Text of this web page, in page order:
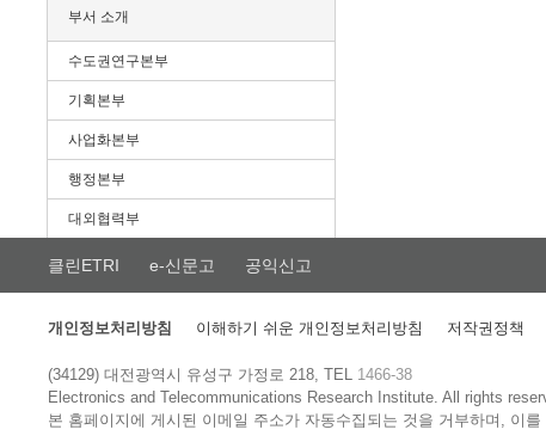
부서 소개
수도권연구본부
기획본부
사업화본부
행정본부
대외협력부
클린ETRI e-신문고 공익신고
개인정보처리방침 이해하기 쉬운 개인정보처리방침 저작권정책
(34129) 대전광역시 유성구 가정로 218, TEL 1466-38
Electronics and Telecommunications Research Institute.All rights
본 홈페이지에 게시된 이메일 주소가 자동수집되는 것을 거부하며, 이